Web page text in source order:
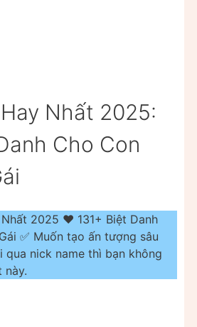
Nhất 2025:
Cho Con
2025 ❤️ 131+ Biệt Danh
✅ Muốn tạo ấn tượng sâu
qua nick name thì bạn không
này.